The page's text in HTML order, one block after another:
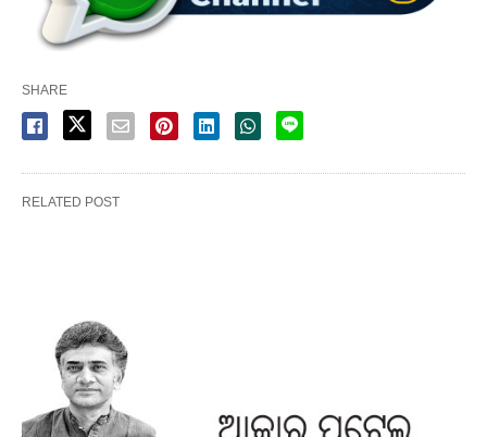
SHARE
RELATED POST